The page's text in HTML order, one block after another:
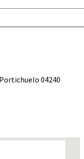
04240